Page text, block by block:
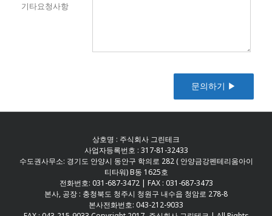
기타요청사항
상호명 : 주식회사 그린테크
사업자등록번호 : 317-81-32433
수도권사무소: 경기도 안양시 동안구 학의로 282 ( 안양금강펜테리움아이
티타워) B동 1625호
전화번호: 031-687-3472 | FAX : 031-687-3473
본사, 공장 : 충청북도 청주시 청원구 내수읍 청암로 278-8
본사전화번호: 043-212-9033